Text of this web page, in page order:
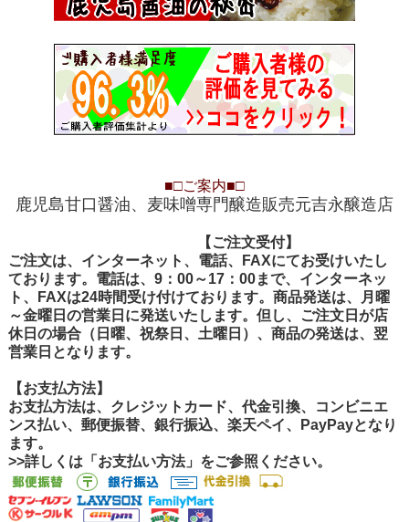
■□ご案内■□
鹿児島甘口醤油、麦味噌専門醸造販売元吉永醸造店
【ご注文受付】
ご注文は、インターネット、電話、FAXにてお受けいたし
ております。電話は、9：00～17：00まで、インターネッ
ト、FAXは24時間受け付けております。商品発送は、月曜
～金曜日の営業日に発送いたします。但し、ご注文日が店
休日の場合（日曜、祝祭日、土曜日）、商品の発送は、翌
営業日となります。
【お支払方法】
お支払方法は、クレジットカード、代金引換、コンビニエ
ンス払い、郵便振替、銀行振込、楽天ペイ、PayPayとなり
ます。
>>詳しくは「お支払い方法」をご参照ください。